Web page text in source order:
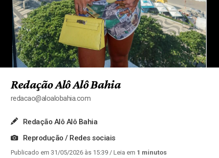
Redação Alô Alô Bahia
redacao@aloalobahia.com
Redação Alô Alô Bahia
Reprodução / Redes sociais
Publicado em 31/05/2026 às 15:39/ Leia em 1 minutos